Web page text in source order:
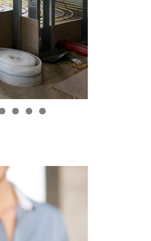
6 7 8
9